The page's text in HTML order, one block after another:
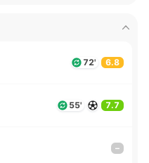
72' 6.8
55' 7.7
–